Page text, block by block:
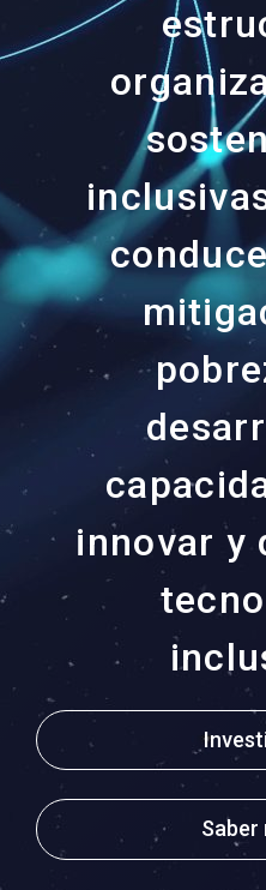
innovar y
Saber